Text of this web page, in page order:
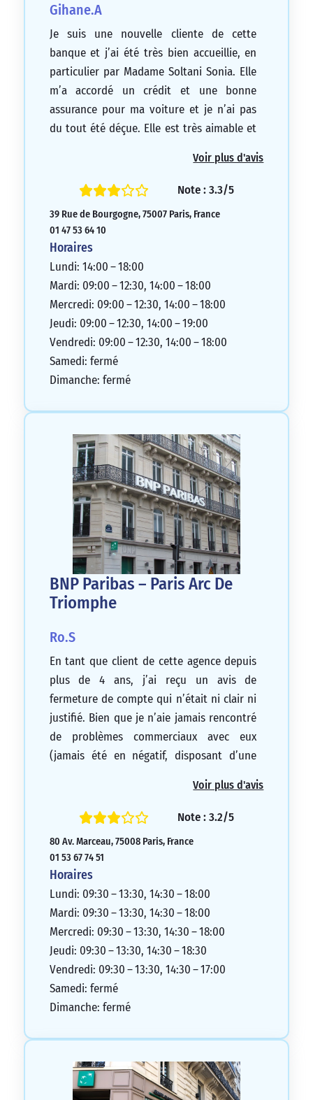
Gihane.A
Je suis une nouvelle cliente de cette
banque et j’ai été très bien accueillie, en
particulier par Madame Soltani Sonia. Elle
m’a accordé un crédit et une bonne
assurance pour ma voiture et je n’ai pas
du tout été déçue. Elle est très aimable et
se mettre à la place du client et gérer les
problèmes en proposant de bonnes
libre, car c’est une conseillère très
compétente et à l’écoute de ses clients.
Voir plus d'avis
Note : 3.3/5
39 Rue de Bourgogne, 75007 Paris, France
01 47 53 64 10
Horaires
Lundi: 14:00 – 18:00
Mardi: 09:00 – 12:30, 14:00 – 18:00
Mercredi: 09:00 – 12:30, 14:00 – 18:00
Jeudi: 09:00 – 12:30, 14:00 – 19:00
Vendredi: 09:00 – 12:30, 14:00 – 18:00
Samedi: fermé
Dimanche: fermé
BNP Paribas – Paris Arc De
Triomphe
Ro.S
En tant que client de cette agence depuis
plus de 4 ans, j’ai reçu un avis de
fermeture de compte qui n’était ni clair ni
justifié. Bien que je n’aie jamais rencontré
de problèmes commerciaux avec eux
(jamais été en négatif, disposant d’une
prêt immobilier chez eux), j’ai été informé
de leur décision sans avoir été donné la
explications, on m’a dit qu’ils n’étaient pas
obligés de fournir une justification. On m’a
laissé trois mois pour régler la situation,
mais l’accompagnement dans cette
démarche était très insuffisant. Dans
l’ensemble, je ne conseille pas cette
banque car elle manque de respect envers
ses clients.
Voir plus d'avis
Note : 3.2/5
80 Av. Marceau, 75008 Paris, France
01 53 67 74 51
Horaires
Lundi: 09:30 – 13:30, 14:30 – 18:00
Mardi: 09:30 – 13:30, 14:30 – 18:00
Mercredi: 09:30 – 13:30, 14:30 – 18:00
Jeudi: 09:30 – 13:30, 14:30 – 18:30
Vendredi: 09:30 – 13:30, 14:30 – 17:00
Samedi: fermé
Dimanche: fermé